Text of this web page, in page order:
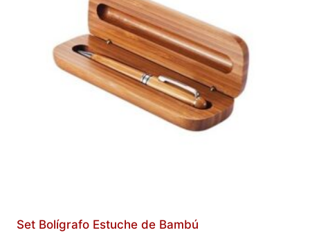
Set Bolígrafo Estuche de Bambú